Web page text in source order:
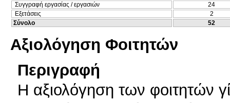
Συγγραφή εργασίας / εργασιών
24
Εξετάσεις
2
Σύνολο
52
Αξιολόγηση Φοιτητών
Περιγραφή
Η αξιολόγηση των φοιτητών